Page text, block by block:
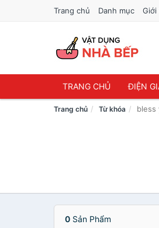
Trang chủ Danh mục Giới
TRANG CHỦ ĐIỆN
Trang chủ Từ khóa bless
0 Sản Phẩm